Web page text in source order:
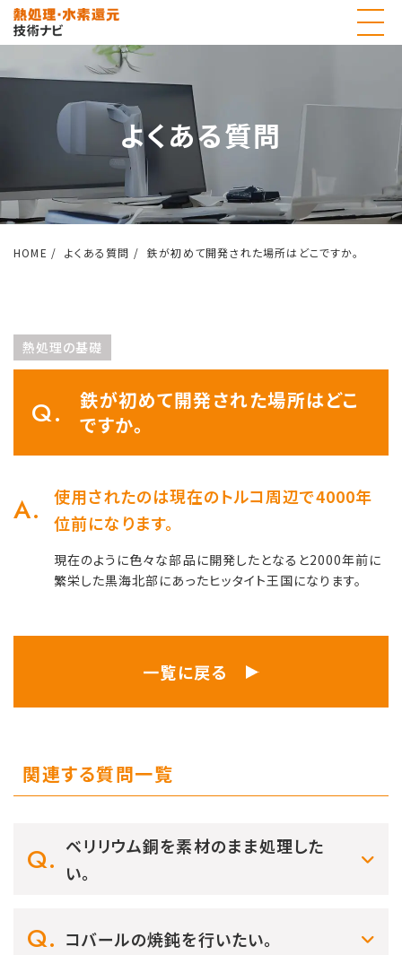
よくある質問
HOME よくある質問 鉄が初めて開発された場所はどこですか。
熱処理の基礎
鉄が初めて開発された場所はどこ
ですか。
使用されたのは現在のトルコ周辺で4000年
位前になります。
現在のように色々な部品に開発したとなると2000年前に
繁栄した黒海北部にあったヒッタイト王国になります。
一覧に戻る
関連する質問一覧
ベリリウム銅を素材のまま処理した
い。
コバールの焼鈍を行いたい。